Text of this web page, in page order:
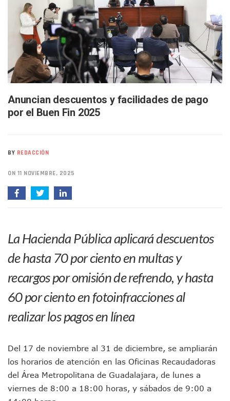
Melissa Madero Exige Aclarar Sustento Legal De Las
Washington Enfrenta Una Emergencia Ambiental Por
Avanza Plan Para Construir Estadio De Tritones Vallarta;
Nuevas Concesiones De Taxis En Puerto Vallarta, ¿para
Mueren Cuatro Personas Tras Explosión De Una Pipa En
Bruno Blancas Lleva El Mensaje De La Cuarta
Liberan 180 Crías De Iguana Verde En El Estero El Salado
Puerto Vallarta Participa En Los PriceAgencies Awards
Juan Solís E Iris Torres Buscan Integrar La Planilla Del PAN
Realizan Operativo Preventivo En Seis Colonias Del
Buques Mexicanos Parten A Venezuela Con 718
En PV Encabezan Preferencias Morena Y Juan Carlos
Cae El “R1”, Presunto Autor Intelectual Del Homicidio De
Muere Manolo Solo, Actor De “El Laberinto Del Fauno”, A
Citan A Siete Integrantes De La Semar Por Investigación
IMSS Invierte 12.6 MDP En Remodelar Urgencias Del
Puerto Vallarta Fortalece Su Promoción En California Con
Nidos De Lluvia Busca Beneficiar A 100 Familias De
Morena Cierra Filas Por La Defensa Del Agua De Calidad
Hallazgo De Yareli Colmenares Tovar Eleva A 4 Cuerpos
Regresa A Puerto Vallarta La Premiación Nacional De La
Anuncian descuentos y facilidades de pago
por el Buen Fin 2025
BY REDACCIÓN
ON 11 NOVIEMBRE, 2025
La Hacienda Pública aplicará descuentos
de hasta 70 por ciento en multas y
recargos por omisión de refrendo, y hasta
60 por ciento en fotoinfracciones al
realizar los pagos en línea
Del 17 de noviembre al 31 de diciembre, se ampliarán
los horarios de atención en las Oficinas Recaudadoras
del Área Metropolitana de Guadalajara, de lunes a
viernes de 8:00 a 18:00 horas, y sábados de 9:00 a